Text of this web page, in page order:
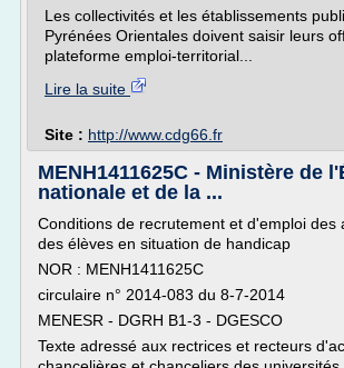
Les collectivités et les établissements
Pyrénées Orientales doivent saisir leurs
plateforme emploi-territorial...
Lire la suite
Site : http://www.cdg66.fr
MENH1411625C - Ministère de
nationale et de la ...
Conditions de recrutement et d'emploi des
des élèves en situation de handicap
NOR : MENH1411625C
circulaire n° 2014-083 du 8-7-2014
MENESR - DGRH B1-3 - DGESCO
Texte adressé aux rectrices et recteurs